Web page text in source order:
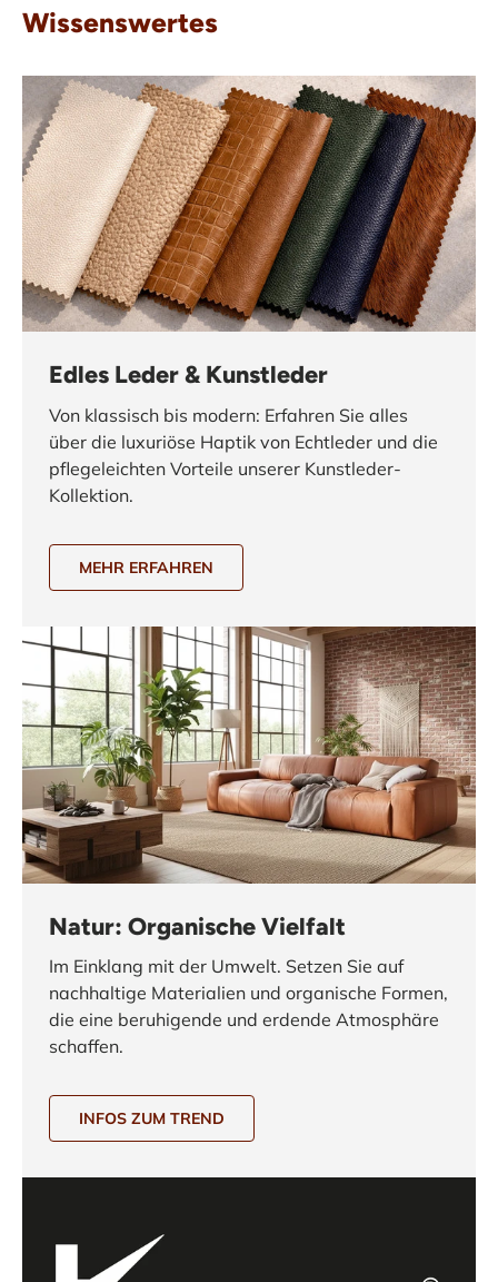
Wissenswertes
Edles Leder & Kunstleder
Von klassisch bis modern: Erfahren Sie alles
über die luxuriöse Haptik von Echtleder und die
pflegeleichten Vorteile unserer Kunstleder-
Kollektion.
MEHR ERFAHREN
Natur: Organische Vielfalt
Im Einklang mit der Umwelt. Setzen Sie auf
nachhaltige Materialien und organische Formen,
die eine beruhigende und erdende Atmosphäre
schaffen.
INFOS ZUM TREND